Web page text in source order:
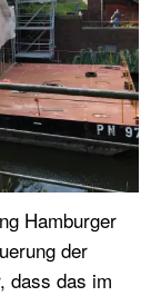
Hamburger
der
dass das im